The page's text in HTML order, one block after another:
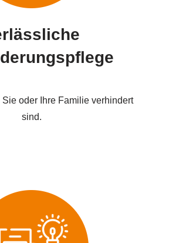
oder Ihre Familie verhindert
sind.